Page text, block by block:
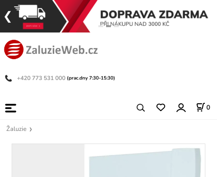
+420 773 531 000 (prac.dny 7:30-15:30)
0
Žaluzie